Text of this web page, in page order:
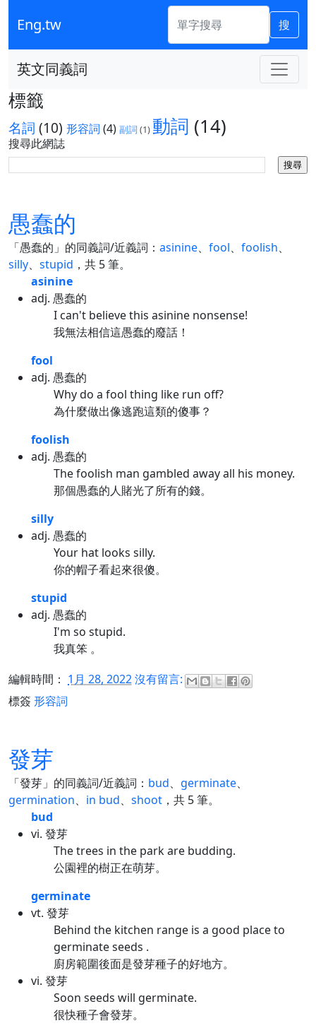
Eng.tw 搜
英文同義詞
標籤
名詞 (10) 形容詞 (4) 副詞 (1) 動詞 (14)
搜尋此網誌
愚蠢的
「愚蠢的」的同義詞/近義詞： asinine、 fool、 foolish、
silly、 stupid ，共 5 筆。
asinine
adj. 愚蠢的
I can't believe this asinine nonsense!
我無法相信這愚蠢的廢話！
fool
adj. 愚蠢的
Why do a fool thing like run off?
為什麼做出像逃跑這類的傻事？
foolish
adj. 愚蠢的
The foolish man gambled away all his money.
那個愚蠢的人賭光了所有的錢。
silly
adj. 愚蠢的
Your hat looks silly.
你的帽子看起來很傻。
stupid
adj. 愚蠢的
I'm so stupid.
我真笨 。
編輯時間： 1月 28, 2022沒有留言:
標簽 形容詞
發芽
「發芽」的同義詞/近義詞： bud、 germinate、
germination、 in bud、 shoot ，共 5 筆。
bud
vi. 發芽
The trees in the park are budding.
公園裡的樹正在萌芽。
germinate
vt. 發芽
Behind the kitchen range is a good place to
germinate seeds .
廚房範圍後面是發芽種子的好地方。
vi. 發芽
Soon seeds will germinate.
很快種子會發芽。